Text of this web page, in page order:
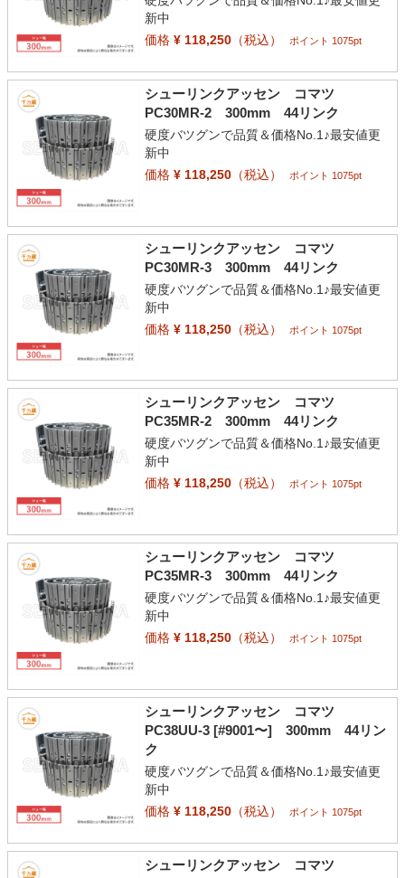
新中
価格¥ 118,250（税込） ポイント 1075pt
シューリンクアッセン コマツ
PC30MR-2 300mm 44リンク
硬度バツグンで品質＆価格No.1♪最安値更
新中
価格¥ 118,250（税込） ポイント 1075pt
シューリンクアッセン コマツ
PC30MR-3 300mm 44リンク
硬度バツグンで品質＆価格No.1♪最安値更
新中
価格¥ 118,250（税込） ポイント 1075pt
シューリンクアッセン コマツ
PC35MR-2 300mm 44リンク
硬度バツグンで品質＆価格No.1♪最安値更
新中
価格¥ 118,250（税込） ポイント 1075pt
シューリンクアッセン コマツ
PC35MR-3 300mm 44リンク
硬度バツグンで品質＆価格No.1♪最安値更
新中
価格¥ 118,250（税込） ポイント 1075pt
シューリンクアッセン コマツ
PC38UU-3 [#9001〜] 300mm 44リン
ク
硬度バツグンで品質＆価格No.1♪最安値更
新中
価格¥ 118,250（税込） ポイント 1075pt
シューリンクアッセン コマツ